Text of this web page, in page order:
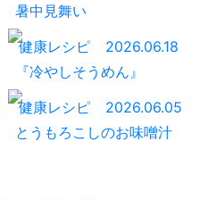
暑中見舞い
健康レシピ
2026.06.18
『冷やしそうめん』
健康レシピ
2026.06.05
とうもろこしのお味噌汁